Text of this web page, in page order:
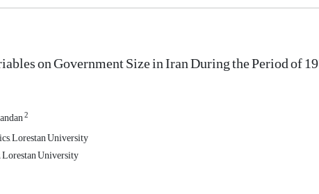
on Government Size in Iran During the Period of
2
Lorestan University
Lorestan University